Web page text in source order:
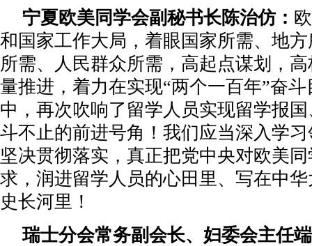
宁夏欧美同学会副秘书长陈治仿：
和国家工作大局，着眼国家所需、地
所需、人民群众所需，高起点谋划，
量推进，着力在实现“两个一百年”奋
中，再次吹响了留学人员实现留学报
斗不止的前进号角！我们应当深入学
坚决贯彻落实，真正把党中央对欧美
求，润进留学人员的心田里、写在中
史长河里！
瑞士分会常务副会长、妇委会主任